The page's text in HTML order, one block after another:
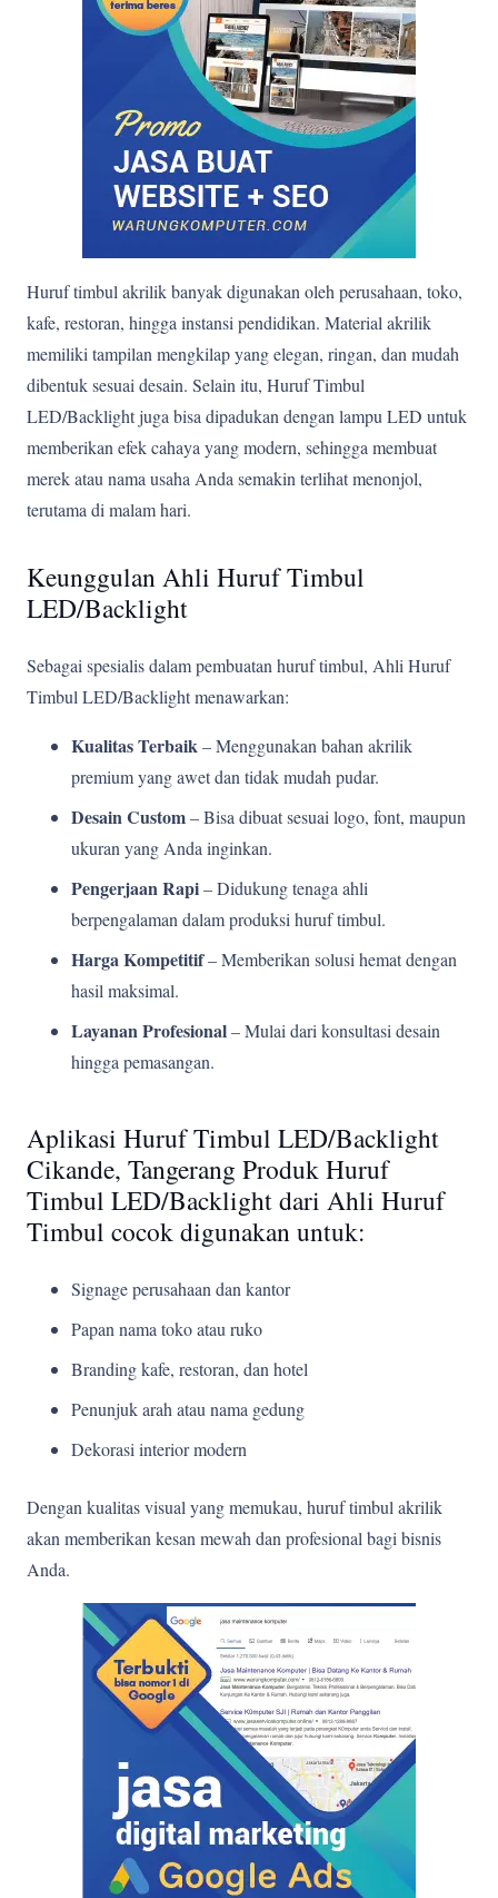
Huruf timbul akrilik banyak digunakan oleh perusahaan, toko,
kafe, restoran, hingga instansi pendidikan. Material akrilik
memiliki tampilan mengkilap yang elegan, ringan, dan mudah
dibentuk sesuai desain. Selain itu, Huruf Timbul
LED/Backlight juga bisa dipadukan dengan lampu LED untuk
memberikan efek cahaya yang modern, sehingga membuat
merek atau nama usaha Anda semakin terlihat menonjol,
terutama di malam hari.
Keunggulan Ahli Huruf Timbul
LED/Backlight
Sebagai spesialis dalam pembuatan huruf timbul, Ahli Huruf
Timbul LED/Backlight menawarkan:
Kualitas Terbaik– Menggunakan bahan akrilik
premium yang awet dan tidak mudah pudar.
Desain Custom– Bisa dibuat sesuai logo, font, maupun
ukuran yang Anda inginkan.
Pengerjaan Rapi– Didukung tenaga ahli
berpengalaman dalam produksi huruf timbul.
Harga Kompetitif– Memberikan solusi hemat dengan
hasil maksimal.
Layanan Profesional– Mulai dari konsultasi desain
hingga pemasangan.
Aplikasi Huruf Timbul LED/Backlight
Cikande, Tangerang Produk Huruf
Timbul LED/Backlight dari Ahli Huruf
Timbul cocok digunakan untuk:
Signage perusahaan dan kantor
Papan nama toko atau ruko
Branding kafe, restoran, dan hotel
Penunjuk arah atau nama gedung
Dekorasi interior modern
Dengan kualitas visual yang memukau, huruf timbul akrilik
akan memberikan kesan mewah dan profesional bagi bisnis
Anda.